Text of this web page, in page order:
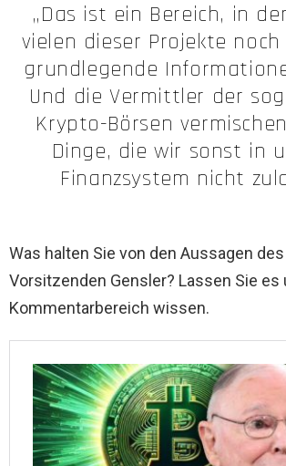
„Das ist ein Bereich, in
vielen dieser Projekte
grundlegende
Und die Vermittler der
Krypto-Börsen
Dinge, die wir sonst in
Finanzsystem nicht
Was halten Sie von den Aussagen des
Vorsitzenden Gensler? Lassen Sie es
Kommentarbereich wissen.